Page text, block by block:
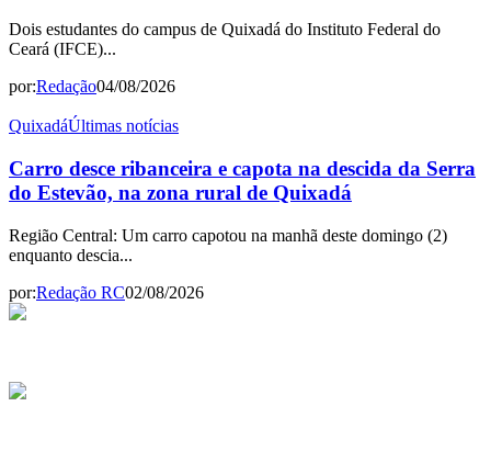
Dois estudantes do campus de Quixadá do Instituto Federal do
Ceará (IFCE)...
por:Redação04/08/2026
QuixadáÚltimas notícias
Carro desce ribanceira e capota na descida da Serra
do Estevão, na zona rural de Quixadá
Região Central: Um carro capotou na manhã deste domingo (2)
enquanto descia...
por:Redação RC02/08/2026